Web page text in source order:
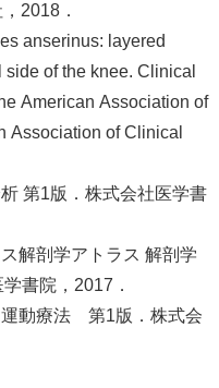
2018．
anserinus: layered
side of the knee. Clinical
American Association of
Association of Clinical
第1版．株式会社医学書
解剖学アトラス 解剖学
書院，2017．
運動療法 第1版．株式会